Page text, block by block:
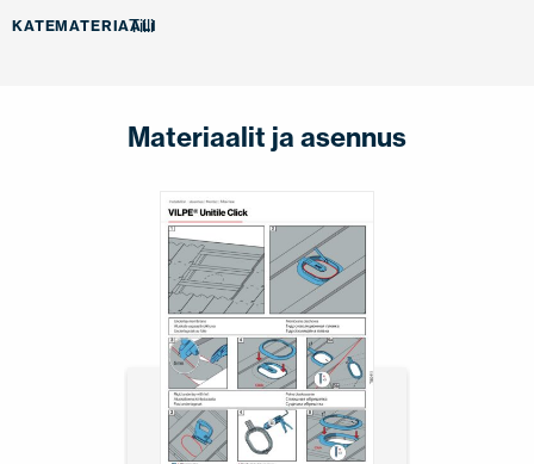
KATEMATERIAALI
Tiili
Materiaalit ja asennus